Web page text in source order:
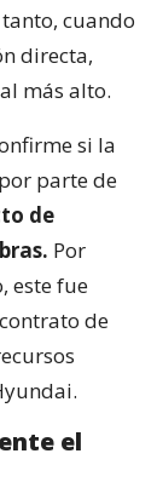
cuando
directa,
más alto.
si la
parte de
de
Por
este fue
de
el